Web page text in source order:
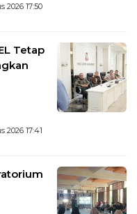
2026 17:50
Tetap
2026 17:41